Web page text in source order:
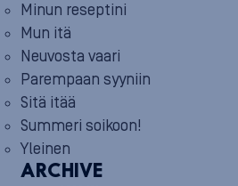
Minun reseptini
Mun itä
Neuvosta vaari
Parempaan syyniin
Sitä itää
Summeri soikoon!
Yleinen
ARCHIVE